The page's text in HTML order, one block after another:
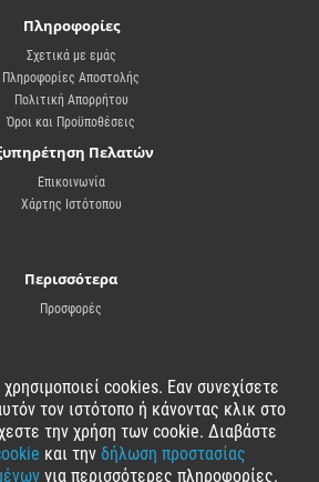
cookies. Εαν συνεχίσετε
τον ιστότοπο ή κάνοντας κλικ στο
την χρήση των cookie. Διαβάστε
και την δήλωση προστασίας
για περισσότερες πληροφορίες.
Πληροφορίες
Σχετικά με εμάς
Πληροφορίες Αποστολής
Πολιτική Απορρήτου
Όροι και Προϋποθέσεις
Πελατών
Επικοινωνία
Χάρτης Ιστότοπου
Περισσότερα
Προσφορές
Ο Λογαριασμός μου
Ο Λογαριασμός μου
Ιστορικό Παραγγελιών